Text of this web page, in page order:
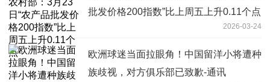
批发价格200指数”比上周五上升0.11个点
2026-03-24
欧洲球迷当面拉眼角！中国留洋小将遭种
族歧视，对方俱乐部已致歉-通讯